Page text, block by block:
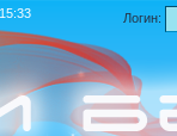
Логин: